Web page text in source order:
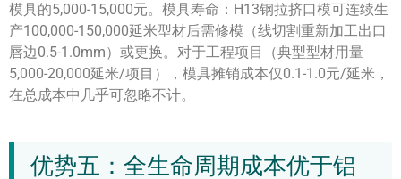
模具的5,000-15,000元。模具寿命：H13钢拉挤口模可连续生
产100,000-150,000延米型材后需修模（线切割重新加工出口
唇边0.5-1.0mm）或更换。对于工程项目（典型型材用量
5,000-20,000延米/项目），模具摊销成本仅0.1-1.0元/延米，
在总成本中几乎可忽略不计。
优势五：全生命周期成本优于铝